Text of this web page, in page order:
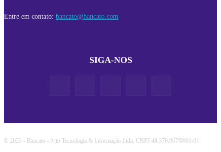
Entre em contato: bancato@bancato.com
SIGA-NOS
© 2023 - Bancato - Atto Tecnologia & Informação Ltda. CNPJ 48.370.967/0001-91